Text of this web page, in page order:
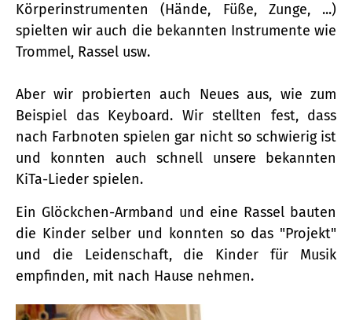
Körperinstrumenten (Hände, Füße, Zunge, ...)
spielten wir auch die bekannten Instrumente wie
Trommel, Rassel usw.
Aber wir probierten auch Neues aus, wie zum
Beispiel das Keyboard. Wir stellten fest, dass
nach Farbnoten spielen gar nicht so schwierig ist
und konnten auch schnell unsere bekannten
KiTa-Lieder spielen.
Ein Glöckchen-Armband und eine Rassel bauten
die Kinder selber und konnten so das "Projekt"
und die Leidenschaft, die Kinder für Musik
empfinden, mit nach Hause nehmen.